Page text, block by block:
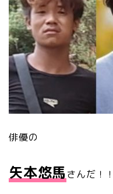
俳優の
矢本悠馬さんだ！！